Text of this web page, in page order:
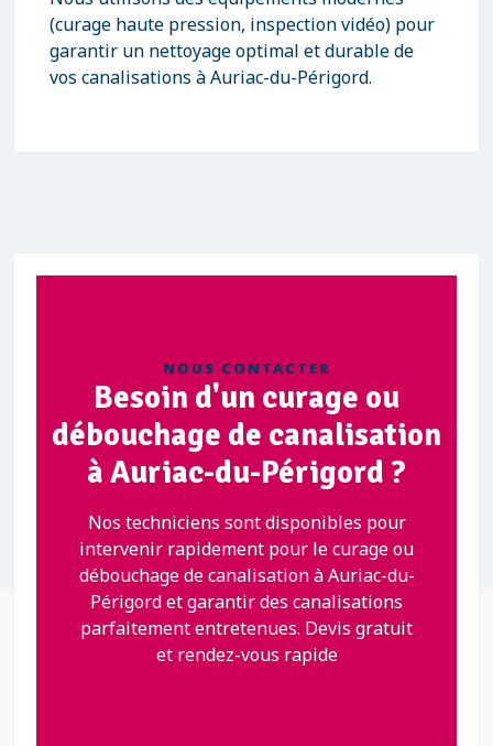
(curage haute pression, inspection vidéo) pour
garantir un nettoyage optimal et durable de
vos canalisations à Auriac-du-Périgord.
NOUS CONTACTER
Besoin d'un curage ou
débouchage de canalisation
à Auriac-du-Périgord ?
Nos techniciens sont disponibles pour
intervenir rapidement pour le curage ou
débouchage de canalisation à Auriac-du-
Périgord et garantir des canalisations
parfaitement entretenues. Devis gratuit
et rendez-vous rapide